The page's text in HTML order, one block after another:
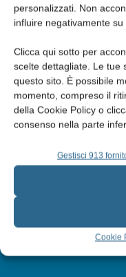
personalizzati. Non
influire negativamente
Clicca qui sotto per
scelte dettagliate. Le tue
questo sito. È possibile
momento, compreso il
della Cookie Policy o
consenso nella parte
Gestisci 913
Cookie
Edicola web
Abbonati
Iscriviti alla newsletter